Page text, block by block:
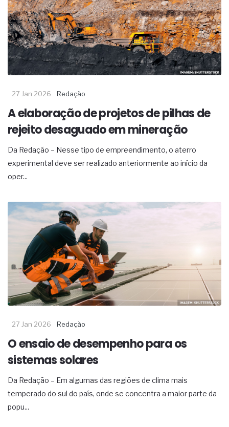
27 Jan 2026 Redação
A elaboração de projetos de pilhas de
rejeito desaguado em mineração
Da Redação – Nesse tipo de empreendimento, o aterro
experimental deve ser realizado anteriormente ao início da
oper...
27 Jan 2026 Redação
O ensaio de desempenho para os
sistemas solares
Da Redação – Em algumas das regiões de clima mais
temperado do sul do país, onde se concentra a maior parte da
popu...